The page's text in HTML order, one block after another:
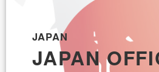
JAPAN
JAPAN